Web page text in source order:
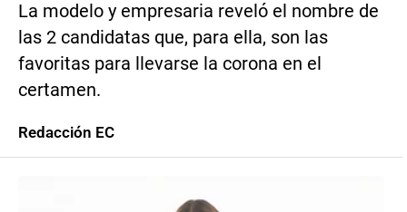
La modelo y empresaria reveló el nombre de
las 2 candidatas que, para ella, son las
favoritas para llevarse la corona en el
certamen.
Redacción EC